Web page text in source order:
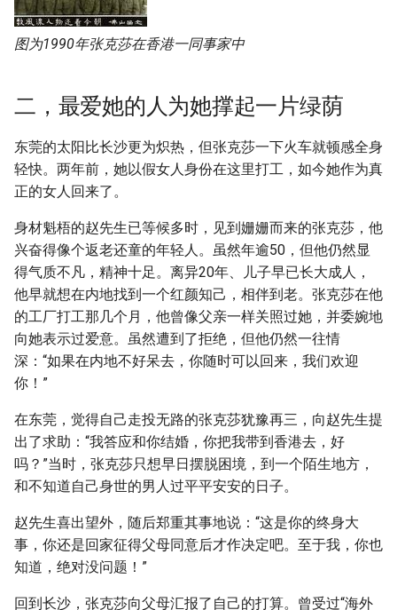
图为1990年张克莎在香港一同事家中
二，最爱她的人为她撑起一片绿荫
东莞的太阳比长沙更为炽热，但张克莎一下火车就顿感全身
轻快。两年前，她以假女人身份在这里打工，如今她作为真
正的女人回来了。
身材魁梧的赵先生已等候多时，见到姗姗而来的张克莎，他
兴奋得像个返老还童的年轻人。虽然年逾50，但他仍然显
得气质不凡，精神十足。离异20年、儿子早已长大成人，
他早就想在内地找到一个红颜知己，相伴到老。张克莎在他
的工厂打工那几个月，他曾像父亲一样关照过她，并委婉地
向她表示过爱意。虽然遭到了拒绝，但他仍然一往情
深：“如果在内地不好呆去，你随时可以回来，我们欢迎
你！”
在东莞，觉得自己走投无路的张克莎犹豫再三，向赵先生提
出了求助：“我答应和你结婚，你把我带到香港去，好
吗？”当时，张克莎只想早日摆脱困境，到一个陌生地方，
和不知道自己身世的男人过平平安安的日子。
赵先生喜出望外，随后郑重其事地说：“这是你的终身大
事，你还是回家征得父母同意后才作决定吧。至于我，你也
知道，绝对没问题！”
回到长沙，张克莎向父母汇报了自己的打算。曾受过“海外